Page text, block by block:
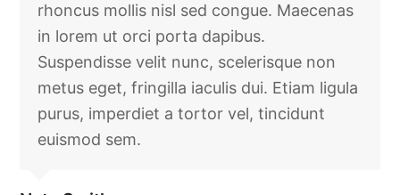
rhoncus mollis nisl sed congue. Maecenas
in lorem ut orci porta dapibus.
Suspendisse velit nunc, scelerisque non
metus eget, fringilla iaculis dui. Etiam ligula
purus, imperdiet a tortor vel, tincidunt
euismod sem.